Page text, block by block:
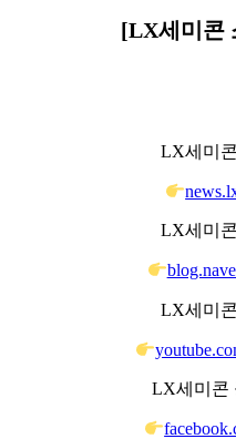
[LX세미콘
LX세미
LX세미
LX세미
LX세미콘